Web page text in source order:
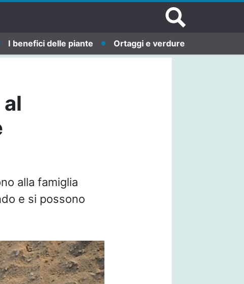
I benefici delle piante Ortaggi e verdure
alla famiglia
e si possono